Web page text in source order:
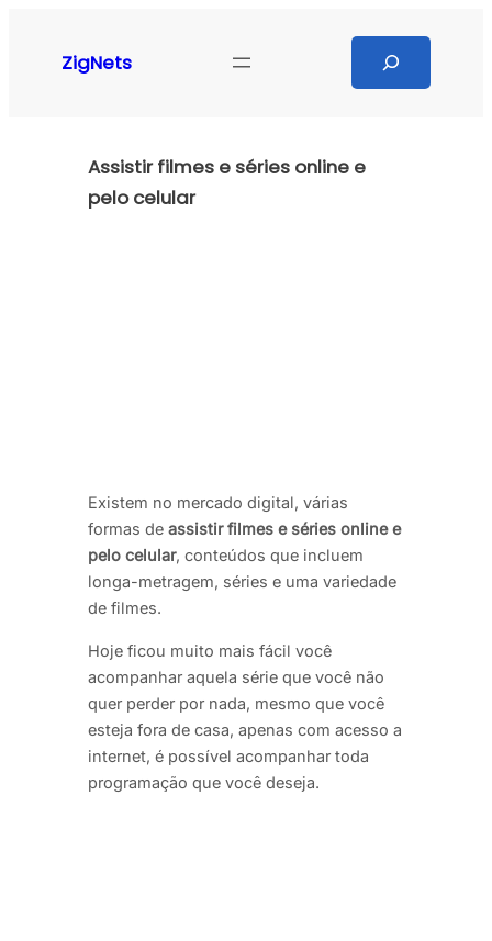
ZigNets
Assistir filmes e séries online e
pelo celular
Existem no mercado digital, várias
formas de assistir filmes e séries online e
pelo celular, conteúdos que incluem
longa-metragem, séries e uma variedade
de filmes.
Hoje ficou muito mais fácil você
acompanhar aquela série que você não
quer perder por nada, mesmo que você
esteja fora de casa, apenas com acesso a
internet, é possível acompanhar toda
programação que você deseja.